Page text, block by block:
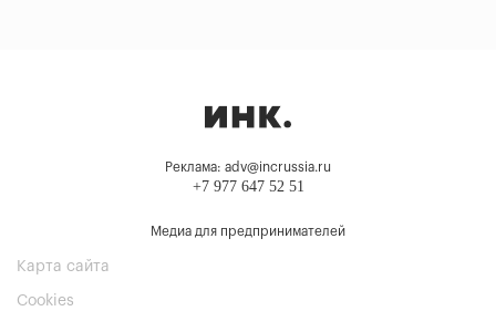
Реклама: adv@incrussia.ru
+7 977 647 52 51
Медиа для предпринимателей
Карта сайта
Cookies